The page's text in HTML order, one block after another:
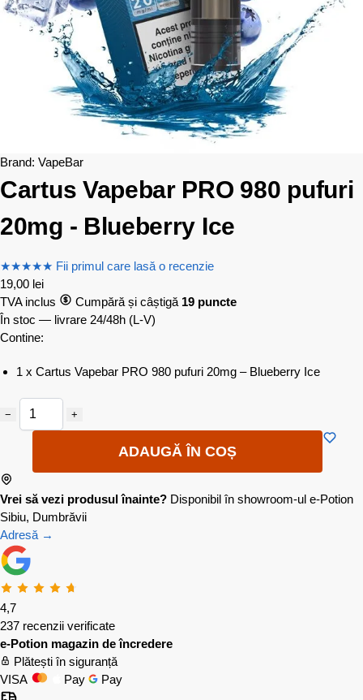
Brand: VapeBar
Cartus Vapebar PRO 980 pufuri
20mg - Blueberry Ice
★★★★★ Fii primul care lasă o recenzie
19,00 lei
TVA inclus
Cumpără și câștigă 19 puncte
În stoc — livrare 24/48h (L-V)
Contine:
1 x Cartus Vapebar PRO 980 pufuri 20mg – Blueberry Ice
− +
ADAUGĂ ÎN COȘ
Vrei să vezi produsul înainte? Disponibil în showroom-ul e-Potion
Sibiu, Dumbrăvii
Adresă →
4,7
237 recenzii verificate
e-Potion magazin de încredere
Plătești în siguranță
VISA
Pay Pay